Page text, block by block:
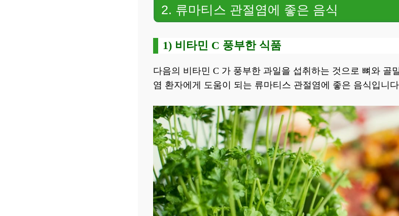
2. 류마티스 관절염에 좋은 음식
1) 비타민 C 풍부한 식품
다음의 비타민 C 가 풍부한 과일을 섭취하는 것으로 뼈와 골
염 환자에게 도움이 되는 류마티스 관절염에 좋은 음식입니